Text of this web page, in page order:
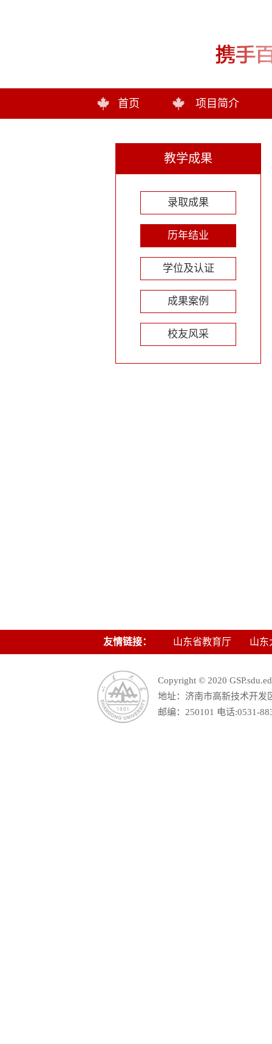
首页 项目简介
教学成果
录取成果
历年结业
学位及认证
成果案例
校友风采
友情链接： 山东省教育厅 山东
Copyright © 2020
地址：济南市高新技术开发
邮编：250101 电话:0531-